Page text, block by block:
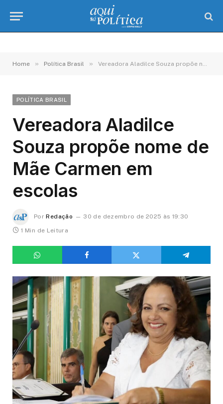
Home » Política Brasil » Vereadora Aladilce Souza propõe nome de Mãe Carmen em escolas
POLÍTICA BRASIL
Vereadora Aladilce
Souza propõe nome de
Mãe Carmen em
escolas
Por Redação
30 de dezembro de 2025 às 19:30
1 Min de Leitura